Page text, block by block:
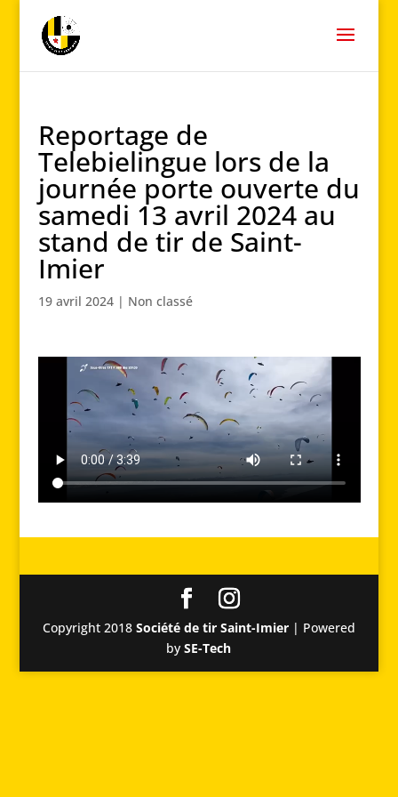
Reportage de
Telebielingue lors de la
journée porte ouverte du
samedi 13 avril 2024 au
stand de tir de Saint-
Imier
19 avril 2024| Non classé
Copyright 2018 Société de tir Saint-Imier| Powered
bySE-Tech